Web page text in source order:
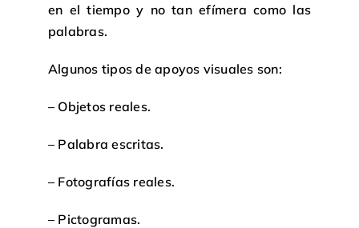
en el tiempo y no tan efímera como las
palabras.
Algunos tipos de apoyos visuales son:
– Objetos reales.
– Palabra escritas.
– Fotografías reales.
– Pictogramas.